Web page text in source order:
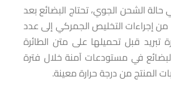
حالة الشحن الجوي، تحتاج البضائع بعد
من إجراءات التخليص الجمركي إلى عدد
تبريد قبل تحميلها على متن الطائرة
في مستودعات آمنة خلال فترة
المنتج من درجة حرارة معينة.